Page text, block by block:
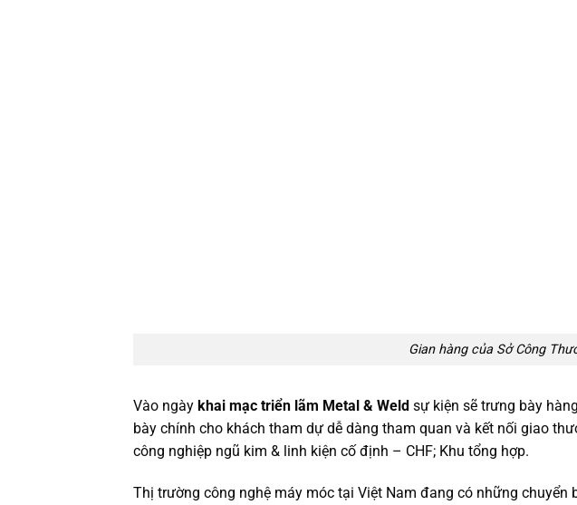
Gian hàng của Sở Công
Vào ngày khai mạc triển lãm Metal & Weld sự kiện sẽ trưng bày
bày chính cho khách tham dự dễ dàng tham quan và kết nối giao
công nghiệp ngũ kim & linh kiện cố định – CHF; Khu tổng hợp.
Thị trường công nghệ máy móc tại Việt Nam đang có những